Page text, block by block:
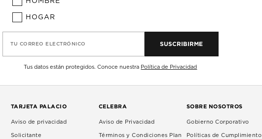
HOGAR
TU CORREO ELECTRÓNICO SUSCRIBIRME
Tus datos están protegidos. Conoce nuestra Política de Privacidad
TARJETA PALACIO
Aviso de privacidad
Solicitante
CELEBRA
Aviso de Privacidad
Términos y Condiciones Plan
SOBRE NOSOTROS
Gobierno Corporativo
Políticas de Cumplimiento